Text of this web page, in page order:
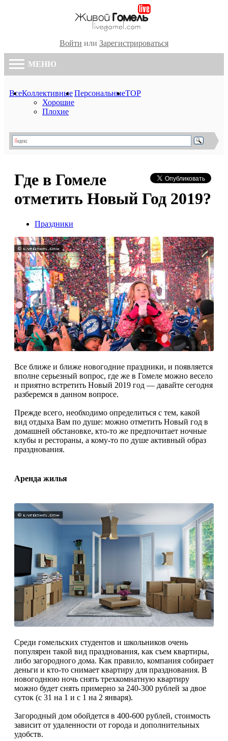
Войти или Зарегистрироваться
МЕНЮ
ВсеКоллективные
Хорошие
Плохие
ПерсональныеTOP
Где в Гомеле
отметить Новый Год 2019?
Праздники
Все ближе и ближе новогодние праздники, и появляется
вполне серьезный вопрос, где же в Гомеле можно весело
и приятно встретить Новый 2019 год — давайте сегодня
разберемся в данном вопросе.
Прежде всего, необходимо определиться с тем, какой
вид отдыха Вам по душе: можно отметить Новый год в
домашней обстановке, кто-то же предпочитает ночные
клубы и рестораны, а кому-то по душе активный образ
празднования.
Аренда жилья
Среди гомельских студентов и школьников очень
популярен такой вид празднования, как съем квартиры,
либо загородного дома. Как правило, компания собирает
деньги и кто-то снимает квартиру для празднования. В
новогоднюю ночь снять трехкомнатную квартиру
можно будет снять примерно за 240-300 рублей за двое
суток (с 31 на 1 и с 1 на 2 января).
Загородный дом обойдется в 400-600 рублей, стоимость
зависит от удаленности от города и дополнительных
удобств.